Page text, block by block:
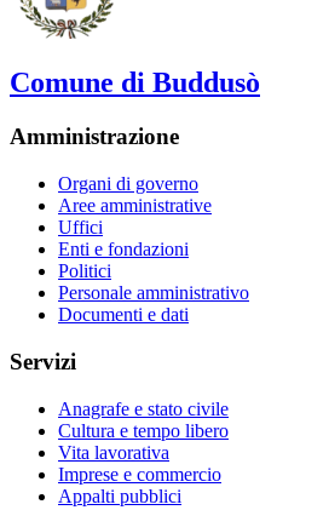
Comune di Buddusò
Amministrazione
Organi di governo
Aree amministrative
Uffici
Enti e fondazioni
Politici
Personale amministrativo
Documenti e dati
Servizi
Anagrafe e stato civile
Cultura e tempo libero
Vita lavorativa
Imprese e commercio
Appalti pubblici